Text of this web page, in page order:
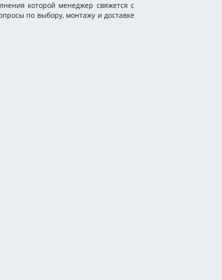
которой менеджер свяжется с
по выбору, монтажу и доставке